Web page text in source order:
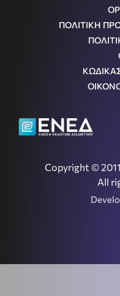
ΠΟΛΙΤΙΚΗ
Copyright ©
All